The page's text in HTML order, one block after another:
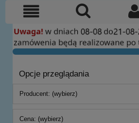
Opcje przeglądania
Producent: (wybierz)
Cena: (wybierz)